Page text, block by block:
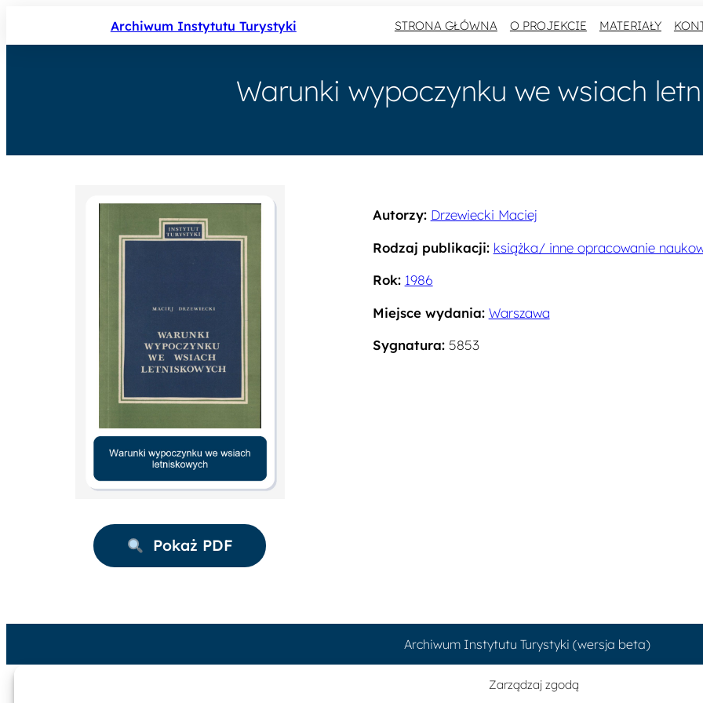
Zarządzaj zgodą
Archiwum Instytutu Turystyki STRONA GŁÓWNA O PROJEKCIE MATERIAŁY
Warunki wypoczynku we wsiach
Pokaż PDF
Autorzy: Drzewiecki Maciej
Rodzaj publikacji: książka/ inne opracowanie
Rok: 1986
Miejsce wydania: Warszawa
Sygnatura:5853
Archiwum Instytutu Turystyki (wersja beta)